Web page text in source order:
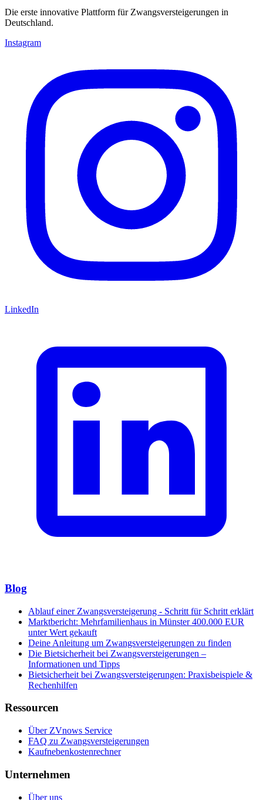
Die erste innovative Plattform für Zwangsversteigerungen in
Deutschland.
Instagram
LinkedIn
Blog
Ablauf einer Zwangsversteigerung - Schritt für Schritt erklärt
Marktbericht: Mehrfamilienhaus in Münster 400.000 EUR
unter Wert gekauft
Deine Anleitung um Zwangsversteigerungen zu finden
Die Bietsicherheit bei Zwangsversteigerungen –
Informationen und Tipps
Bietsicherheit bei Zwangsversteigerungen: Praxisbeispiele &
Rechenhilfen
Ressourcen
Über ZVnows Service
FAQ zu Zwangsversteigerungen
Kaufnebenkostenrechner
Unternehmen
Über uns